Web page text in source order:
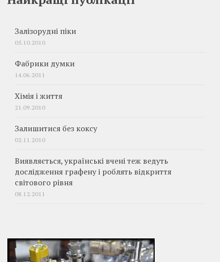
Залізорудні піки
05.10.2010
Фабрики думки
14.06.2011
Хімія і життя
21.09.2010
Залишитися без коксу
02.11.2010
Виявляється, українські вчені теж ведуть
дослідження графену і роблять відкриття
світового рівня
08.12.2011